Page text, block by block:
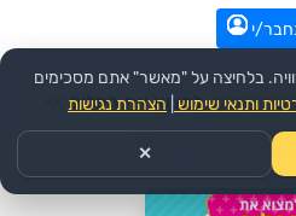
י
למצוא את הפלוס
בלחיצה על "מאשר" אתם מסכימים
ותנאי שימוש הצהרת נגישות
✕